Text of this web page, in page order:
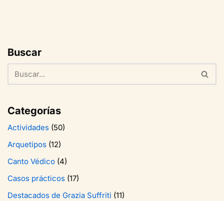
Buscar
Categorías
Actividades (50)
Arquetipos (12)
Canto Védico (4)
Casos prácticos (17)
Destacados de Grazia Suffriti (11)